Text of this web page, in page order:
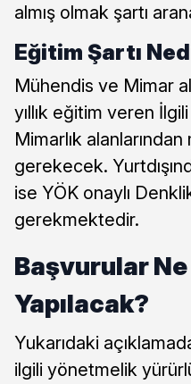
almış olmak şartı
Eğitim Şartı
Mühendis ve Mimar
yıllık eğitim veren
Mimarlık
gerekecek.
ise YÖK onaylı
gerekmektedir.
Başvurular
Yapılacak?
Yukarıdaki
ilgili yönetmelik